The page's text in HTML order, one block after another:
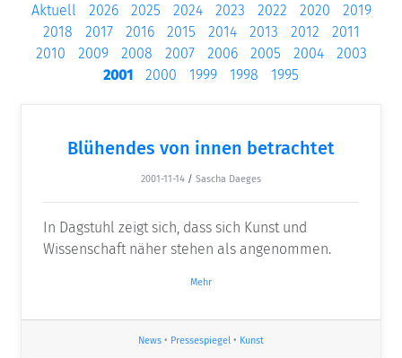
Aktuell 2026 2025 2024 2023 2022 2020
2019
2018
2017 2016 2015 2014 2013 2012
2011
2010
2009 2008 2007 2006 2005 2004
2003
2001
2000 1999 1998 1995
Blühendes von innen betrachtet
2001-11-14 / Sascha Daeges
In Dagstuhl zeigt sich, dass sich Kunst und
Wissenschaft näher stehen als angenommen.
Mehr
News • Pressespiegel • Kunst